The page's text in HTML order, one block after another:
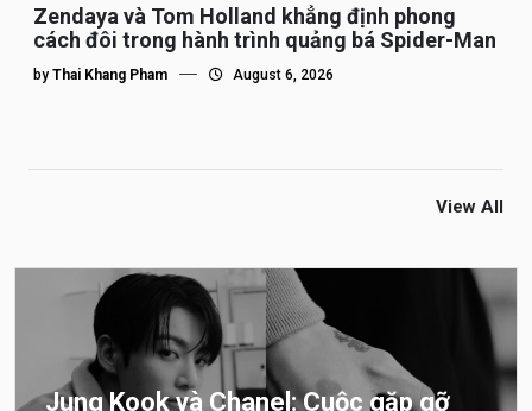
Zendaya và Tom Holland khẳng định phong
cách đôi trong hành trình quảng bá Spider-Man
by Thai Khang Pham August 6, 2026
View All
Jung Kook và Chanel: Cuộc gặp gỡ